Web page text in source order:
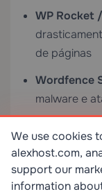
WP Rocket
de páginas
Wordfence
malware e
os dados da
Experiência
We use cookies
alexhost.com,
support our
information